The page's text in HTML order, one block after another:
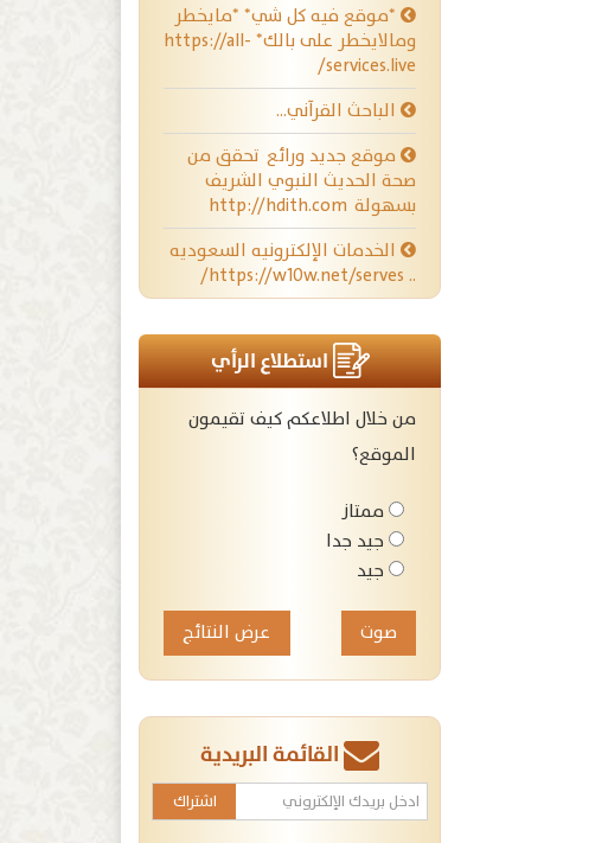
*موقع فيه كل شي* *مايخطر
ومالايخطر على بالك* https://all-
services.live/
الباحث القرآني…
موقع جديد ورائع تحقق من
صحة الحديث النبوي الشريف
بسهولة http://hdith.com
الخدمات الإلكترونيه السعوديه
.. https://w10w.net/serves/
استطلاع الرأي
من خلال اطلاعكم كيف تقيمون
الموقع؟
ممتاز
جيد جدا
جيد
عرض النتائج
القائمة البريدية